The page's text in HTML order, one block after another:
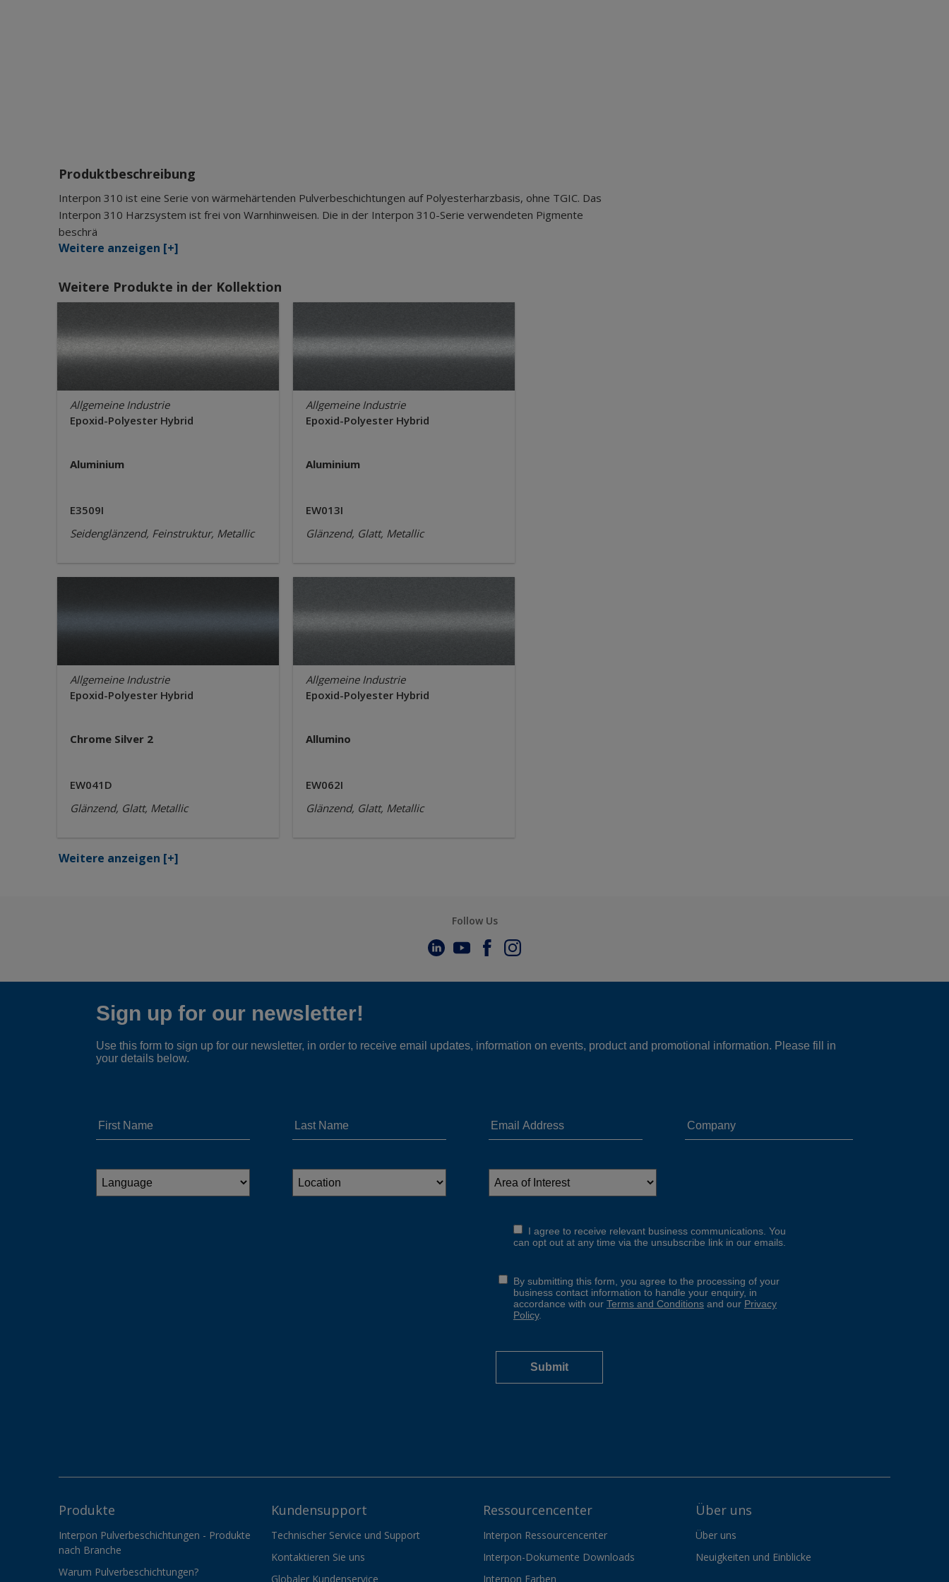
Produktbeschreibung
Interpon 310 ist eine Serie von wärmehärtenden Pulverbeschichtungen auf Polyesterharzbasis, ohne TGIC. Das
Interpon 310 Harzsystem ist frei von Warnhinweisen. Die in der Interpon 310-Serie verwendeten Pigmente
beschrä
Weitere anzeigen [+]
Weitere Produkte in der Kollektion
Allgemeine Industrie
Epoxid-Polyester Hybrid
Aluminium
E3509I
Seidenglänzend, Feinstruktur, Metallic
Allgemeine Industrie
Epoxid-Polyester Hybrid
Aluminium
EW013I
Glänzend, Glatt, Metallic
Allgemeine Industrie
Epoxid-Polyester Hybrid
Chrome Silver 2
EW041D
Glänzend, Glatt, Metallic
Allgemeine Industrie
Epoxid-Polyester Hybrid
Allumino
EW062I
Glänzend, Glatt, Metallic
Weitere anzeigen [+]
Follow Us
Produkte
Interpon Pulverbeschichtungen - Produkte
nach Branche
Warum Pulverbeschichtungen?
Kundensupport
Technischer Service und Support
Kontaktieren Sie uns
Globaler Kundenservice
Ressourcencenter
Interpon Ressourcencenter
Interpon-Dokumente Downloads
Interpon Farben
Über uns
Über uns
Neuigkeiten und Einblicke